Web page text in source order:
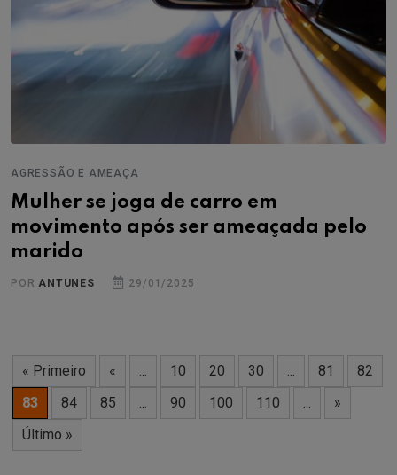
AGRESSÃO E AMEAÇA
Mulher se joga de carro em
movimento após ser ameaçada pelo
marido
PORANTUNES 29/01/2025
« Primeiro « ... 10 20 30 ... 81
82
83
84 85 ... 90 100 110 ...
»
Último »